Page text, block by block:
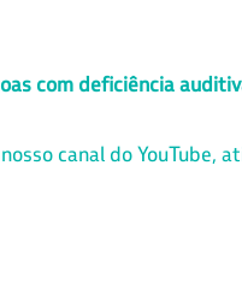
com deficiência
canal do YouTube,